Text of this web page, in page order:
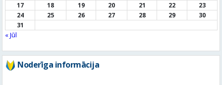
17
18 19 20 21 22
23
24
25 26 27 28 29
30
31
« Jūl
Noderīga informācija